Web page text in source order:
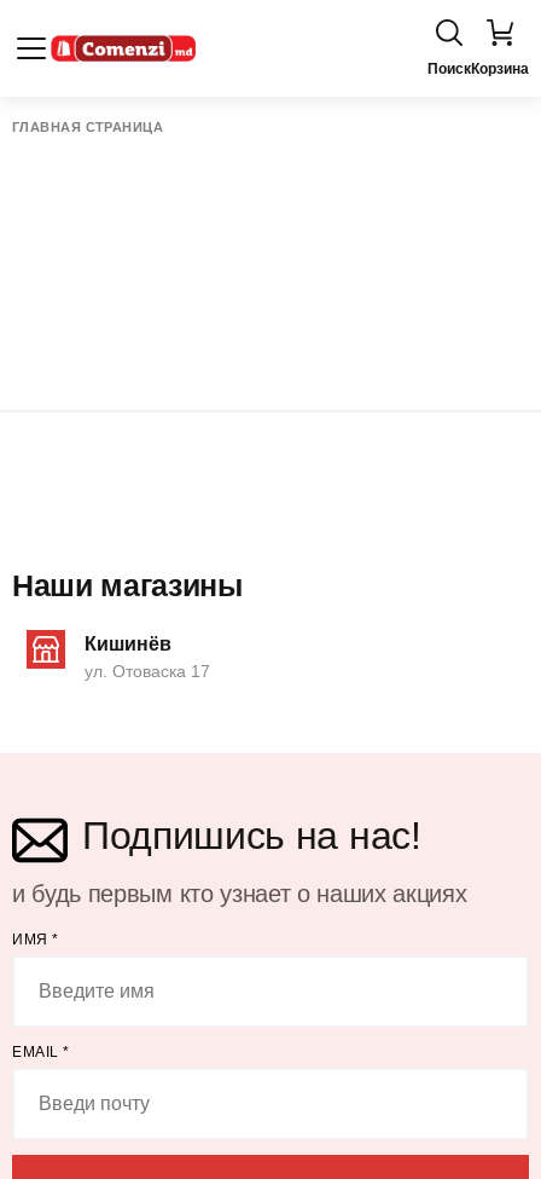
ПоискКорзина
ГЛАВНАЯ СТРАНИЦА
Наши магазины
Кишинёв
ул. Отоваска 17
Подпишись на нас!
и будь первым кто узнает о наших акциях
ИМЯ *
EMAIL *